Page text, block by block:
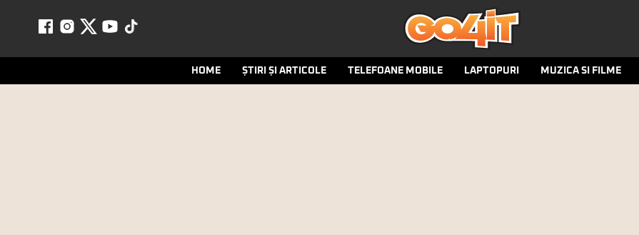
HOME ȘTIRI ȘI ARTICOLE TELEFOANE MOBILE LAPTOPURI MUZICA SI FILME